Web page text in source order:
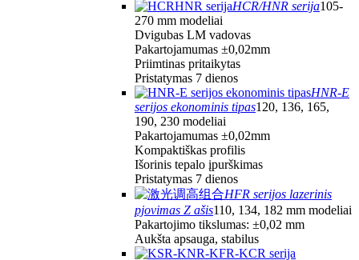
HCR/HNR serija105-
270 mm modeliai
Dvigubas LM vadovas
Pakartojamumas ±0,02mm
Priimtinas pritaikytas
Pristatymas 7 dienos
HNR-E
serijos ekonominis tipas120, 136, 165,
190, 230 modeliai
Pakartojamumas ±0,02mm
Kompaktiškas profilis
Išorinis tepalo įpurškimas
Pristatymas 7 dienos
HFR serijos lazerinis
pjovimas Z ašis110, 134, 182 mm modeliai
Pakartojimo tikslumas: ±0,02 mm
Aukšta apsauga, stabilus